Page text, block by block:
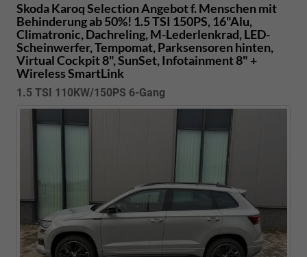
Skoda KaroqSelection Angebot f. Menschen mit
Behinderung ab 50%! 1.5 TSI 150PS, 16"Alu,
Climatronic, Dachreling, M-Lederlenkrad, LED-
Scheinwerfer, Tempomat, Parksensoren hinten,
Virtual Cockpit 8", SunSet, Infotainment 8" +
Wireless SmartLink
1.5 TSI 110KW/150PS 6-Gang